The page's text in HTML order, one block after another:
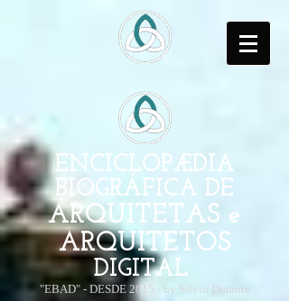
ENCICLOPÆDIA
BIOGRÁFICA DE
ARQUITETAS e
ARQUITETOS
DIGITAL
"EBAD" - DESDE 2015 - by Silvio Durante